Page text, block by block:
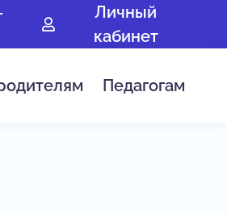
Личный
кабинет
Педагогам